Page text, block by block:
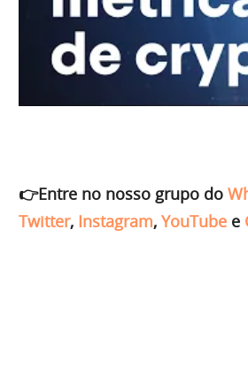
👉Entre no nosso grupo do
Twitter, Instagram, YouTube e